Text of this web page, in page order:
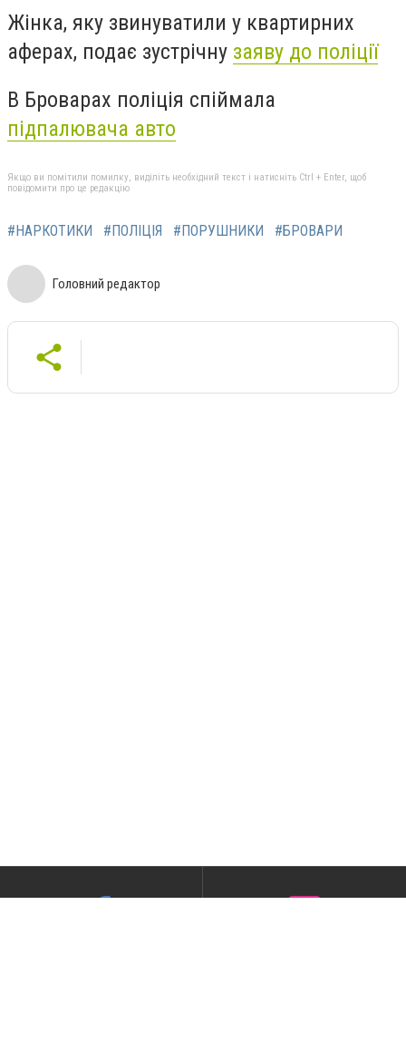
Жінка, яку звинуватили у квартирних
аферах, подає зустрічну заяву до поліції
В Броварах поліція спіймала
підпалювача авто
Якщо ви помітили помилку, виділіть необхідний текст і натисніть Ctrl + Enter, щоб
повідомити про це редакцію
#НАРКОТИКИ #ПОЛІЦІЯ #ПОРУШНИКИ #БРОВАРИ
Головний редактор